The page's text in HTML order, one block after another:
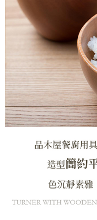
恩沛科技股份有限公司將有權